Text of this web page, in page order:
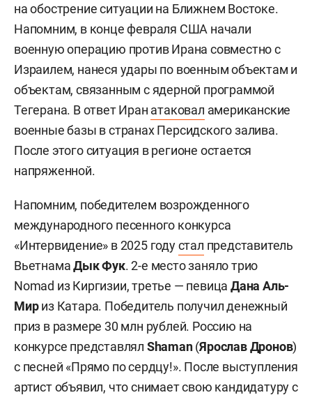
на обострение ситуации на Ближнем Востоке.
Напомним, в конце февраля США начали
военную операцию против Ирана совместно с
Израилем, нанеся удары по военным объектам и
объектам, связанным с ядерной программой
Тегерана. В ответ Иран атаковал американские
военные базы в странах Персидского залива.
После этого ситуация в регионе остается
напряженной.
Напомним, победителем возрожденного
международного песенного конкурса
«Интервидение» в 2025 годустал представитель
ВьетнамаДык Фук. 2-е место заняло трио
Nomad из Киргизии, третье — певица Дана Аль-
Мириз Катара. Победитель получил денежный
приз в размере 30 млн рублей. Россию на
конкурсе представлял Shaman(Ярослав Дронов)
с песней «Прямо по сердцу!». После выступления
артист объявил, что снимает свою кандидатуру с